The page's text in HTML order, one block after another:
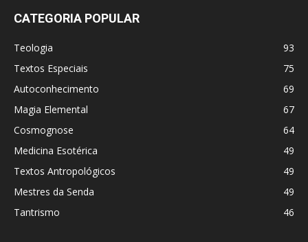
CATEGORIA POPULAR
Teologia
93
Textos Especiais
75
Autoconhecimento
69
Magia Elemental
67
Cosmognose
64
Medicina Esotérica
49
Textos Antropológicos
49
Mestres da Senda
49
Tantrismo
46